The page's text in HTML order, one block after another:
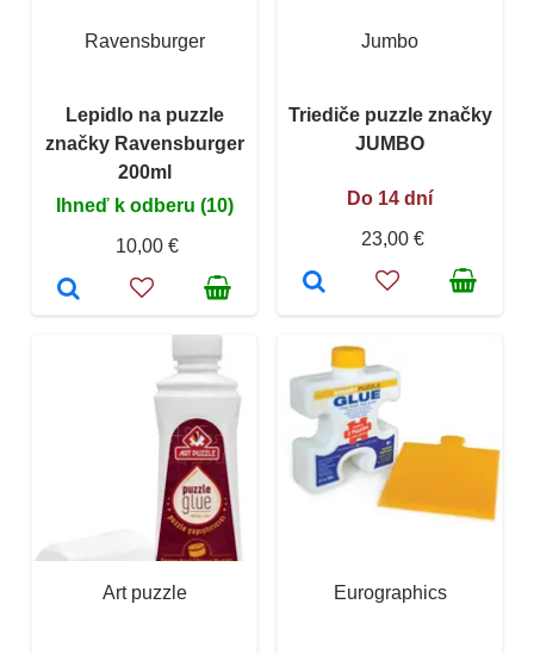
Ravensburger
Lepidlo na puzzle
značky Ravensburger
200ml
Ihneď k odberu (10)
10,00 €
Jumbo
Triediče puzzle značky
JUMBO
Do 14 dní
23,00 €
Art puzzle Eurographics